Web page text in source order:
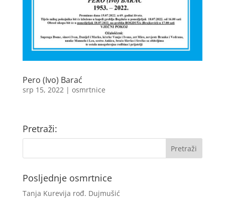
Pero (Ivo) Barać
srp 15, 2022| osmrtnice
Pretraži:
Posljednje osmrtnice
Tanja Kurevija rođ. Dujmušić